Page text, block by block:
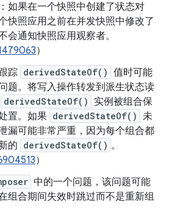
如果在一个快照中创建了状态对
快照应用之前在并发快照中修改了
会通知快照应用观察者。
）
踪 derivedStateOf() 值时可能
题。将写入操作转发到派生状态读
derivedStateOf()
实例被组合保
置。如果 derivedStateOf() 未
漏可能非常严重，因为每个组合都
的 derivedStateOf() 。
）
中的一个问题，该问题可能
组合期间失效时跳过而不是重新组